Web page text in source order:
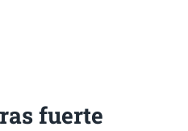
fuerte